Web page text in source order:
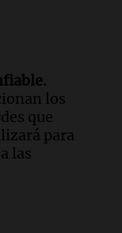
los
que
para
las